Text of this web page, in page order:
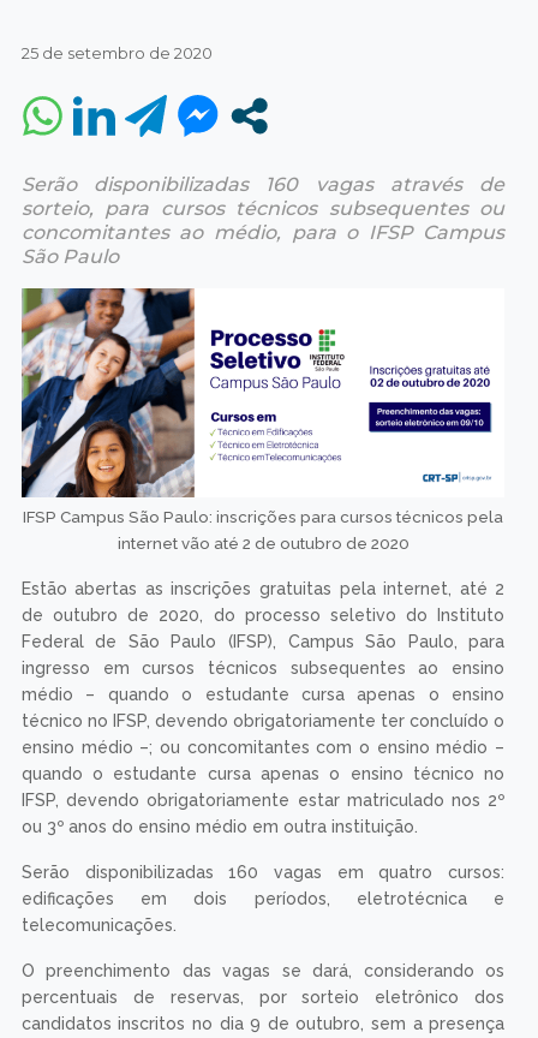
25 de setembro de 2020
Serão disponibilizadas 160 vagas através de
sorteio, para cursos técnicos subsequentes ou
concomitantes ao médio, para o IFSP Campus
São Paulo
IFSP Campus São Paulo: inscrições para cursos técnicos pela
internet vão até 2 de outubro de 2020
Estão abertas as inscrições gratuitas pela internet, até 2
de outubro de 2020, do processo seletivo do Instituto
Federal de São Paulo (IFSP), Campus São Paulo, para
ingresso em cursos técnicos subsequentes ao ensino
médio – quando o estudante cursa apenas o ensino
técnico no IFSP, devendo obrigatoriamente ter concluído o
ensino médio –; ou concomitantes com o ensino médio –
quando o estudante cursa apenas o ensino técnico no
IFSP, devendo obrigatoriamente estar matriculado nos 2º
ou 3º anos do ensino médio em outra instituição.
Serão disponibilizadas 160 vagas em quatro cursos:
edificações em dois períodos, eletrotécnica e
telecomunicações.
O preenchimento das vagas se dará, considerando os
percentuais de reservas, por sorteio eletrônico dos
candidatos inscritos no dia 9 de outubro, sem a presença